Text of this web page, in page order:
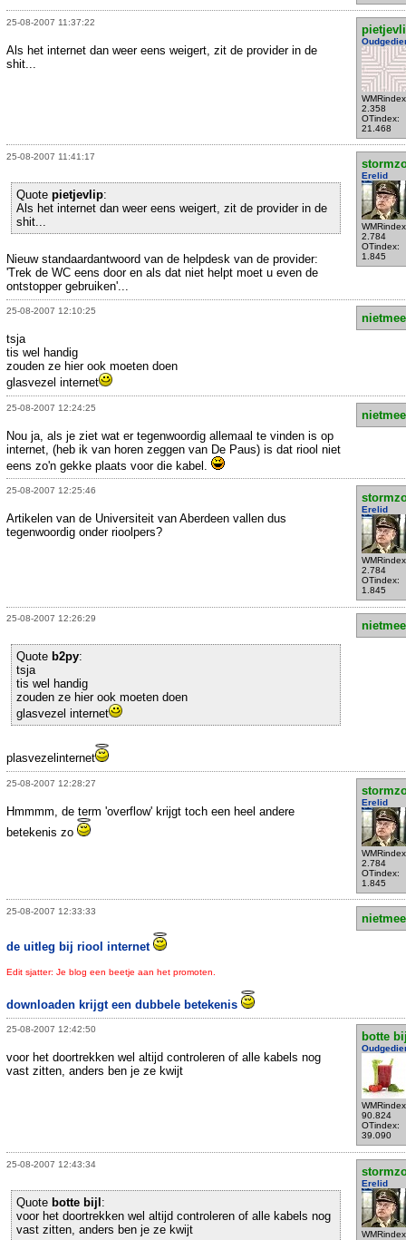
25-08-2007 11:37:22
2.358
OTindex:
21.468
Als het internet dan weer eens weigert, zit de provider in de
shit...
25-08-2007 11:41:17
Erelid
2.784
OTindex:
1.845
Quote pietjevlip:
Als het internet dan weer eens weigert, zit de provider in de
shit...
Nieuw standaardantwoord van de helpdesk van de provider:
'Trek de WC eens door en als dat niet helpt moet u even de
ontstopper gebruiken'...
25-08-2007 12:10:25
tsja
tis wel handig
zouden ze hier ook moeten doen
glasvezel internet
25-08-2007 12:24:25
Nou ja, als je ziet wat er tegenwoordig allemaal te vinden is op
internet, (heb ik van horen zeggen van De Paus) is dat riool niet
eens zo'n gekke plaats voor die kabel.
25-08-2007 12:25:46
Erelid
2.784
OTindex:
1.845
Artikelen van de Universiteit van Aberdeen vallen dus
tegenwoordig onder rioolpers?
25-08-2007 12:26:29
Quote b2py:
tsja
tis wel handig
zouden ze hier ook moeten doen
glasvezel internet
plasvezelinternet
25-08-2007 12:28:27
Erelid
2.784
OTindex:
1.845
Hmmmm, de term 'overflow' krijgt toch een heel andere
betekenis zo
25-08-2007 12:33:33
de uitleg bij riool internet
Edit sjatter: Je blog een beetje aan het promoten.
downloaden krijgt een dubbele betekenis
25-08-2007 12:42:50
botte
90.824
OTindex:
39.090
voor het doortrekken wel altijd controleren of alle kabels nog
vast zitten, anders ben je ze kwijt
25-08-2007 12:43:34
Erelid
Quote botte bijl:
voor het doortrekken wel altijd controleren of alle kabels nog
vast zitten, anders ben je ze kwijt